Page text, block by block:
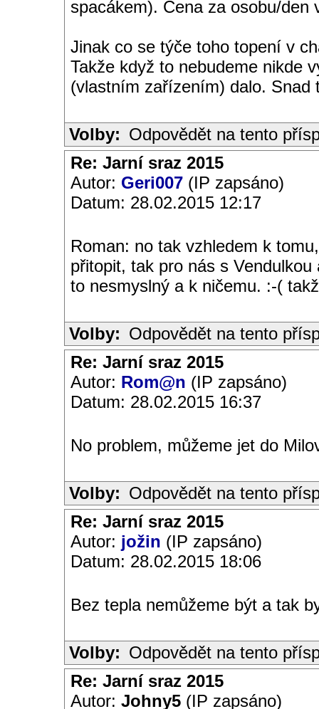
spacákem). Cena za osobu/
Jinak co se týče toho topení v
Takže když to nebudeme nikde
(vlastním zařízením) dalo.
Volby: Odpovědět na tento
Re: Jarní sraz 2015
Autor: Geri007 (IP zapsáno)
Datum: 28.02.2015 12:17
Roman: no tak vzhledem k
přitopit, tak pro nás s
to nesmyslný a k ničemu. :-(
Volby: Odpovědět na tento
Re: Jarní sraz 2015
Autor: Rom@n (IP zapsáno)
Datum: 28.02.2015 16:37
No problem, můžeme jet do
Volby: Odpovědět na tento
Re: Jarní sraz 2015
Autor: jožin (IP zapsáno)
Datum: 28.02.2015 18:06
Bez tepla nemůžeme být a tak
Volby: Odpovědět na tento
Re: Jarní sraz 2015
Autor: Johny5 (IP zapsáno)